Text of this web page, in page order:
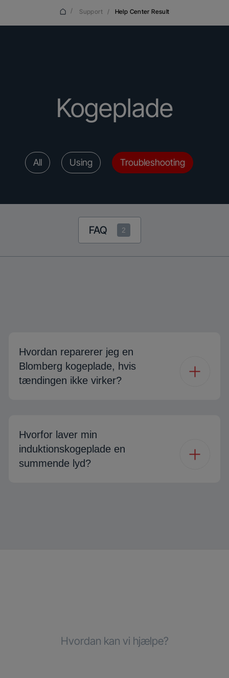
/ Support / Help Center Result
Kogeplade
All Using Troubleshooting
FAQ 2
Hvordan reparerer jeg en
Blomberg kogeplade, hvis
tændingen ikke virker?
Hvorfor laver min
induktionskogeplade en
summende lyd?
Hvordan kan vi hjælpe?